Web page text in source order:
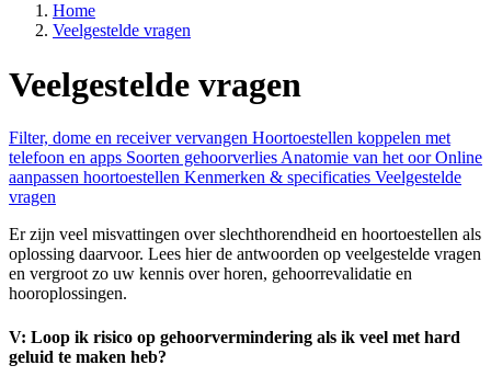
Home
Veelgestelde vragen
Veelgestelde vragen
Filter, dome en receiver vervangen Hoortoestellen koppelen met
telefoon en apps Soorten gehoorverlies Anatomie van het oorOnline
aanpassen hoortoestellen Kenmerken & specificaties Veelgestelde
vragen
Er zijn veel misvattingen over slechthorendheid en hoortoestellen als
oplossing daarvoor. Lees hier de antwoorden op veelgestelde vragen
en vergroot zo uw kennis over horen, gehoorrevalidatie en
hooroplossingen.
V: Loop ik risico op gehoorvermindering als ik veel met hard
geluid te maken heb?